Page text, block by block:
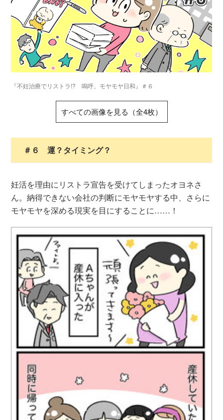
『不妊治療でリストラ!? 嗚呼。モヤモヤ日和』＃６
すべての画像を見る（全4枚）
＃６ 運？タイミング？
妊活を理由にリストラ宣告を受けてしまったオヨネさ
ん。納得できない会社の判断にモヤモヤする中、さらに
モヤモヤを深める現実を目にすることに……！